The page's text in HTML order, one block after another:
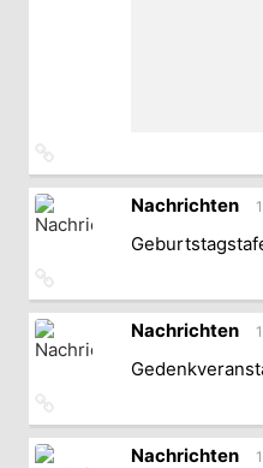
zum
Originalbeitrag
Nachrichten
zum
Originalbeitrag
Nachrichten
zum
Originalbeitrag
Nachrichten